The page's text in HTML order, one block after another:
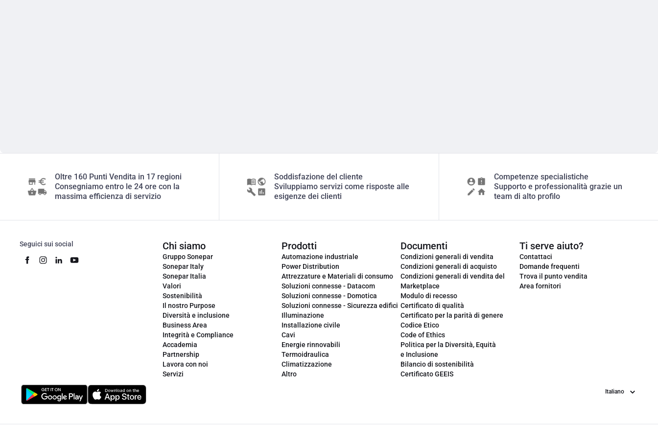
Oltre 160 Punti Vendita in 17 regioni
Consegniamo entro le 24 ore con la
massima efficienza di servizio
Soddisfazione del cliente
Sviluppiamo servizi come risposte alle
esigenze dei clienti
Competenze specialistiche
Supporto e professionalità grazie un
team di alto profilo
Seguici sui social Chi siamo
Gruppo Sonepar
Sonepar Italy
Sonepar Italia
Valori
Sostenibilità
Il nostro Purpose
Diversità e inclusione
Business Area
Integrità e Compliance
Accademia
Partnership
Lavora con noi
Servizi
Prodotti
Automazione industriale
Power Distribution
Attrezzature e Materiali di consumo
Soluzioni connesse - Datacom
Soluzioni connesse - Domotica
Soluzioni connesse - Sicurezza edifici
Illuminazione
Installazione civile
Cavi
Energie rinnovabili
Termoidraulica
Climatizzazione
Altro
Documenti
Condizioni generali di vendita
Condizioni generali di acquisto
Condizioni generali di vendita del
Marketplace
Modulo di recesso
Certificato di qualità
Certificato per la parità di genere
Codice Etico
Code of Ethics
Politica per la Diversità, Equità
e Inclusione
Bilancio di sostenibilità
Certificato GEEIS
Ti serve aiuto?
Contattaci
Domande frequenti
Trova il punto vendita
Area fornitori
Lingua